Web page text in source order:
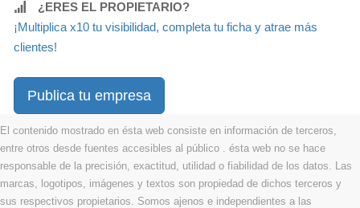
¿ERES EL PROPIETARIO?
¡Multiplica x10 tu visibilidad, completa tu ficha y atrae más
clientes!
Publica tu empresa
El contenido mostrado en ésta web consiste en información de terceros,
entre otros desde fuentes accesibles al público . ésta web no se hace
responsable de la precisión, exactitud, utilidad o fiabilidad de los datos. Las
marcas, logotipos, imágenes y textos son propiedad de dichos terceros y
sus respectivos propietarios. Somos ajenos e independientes a las